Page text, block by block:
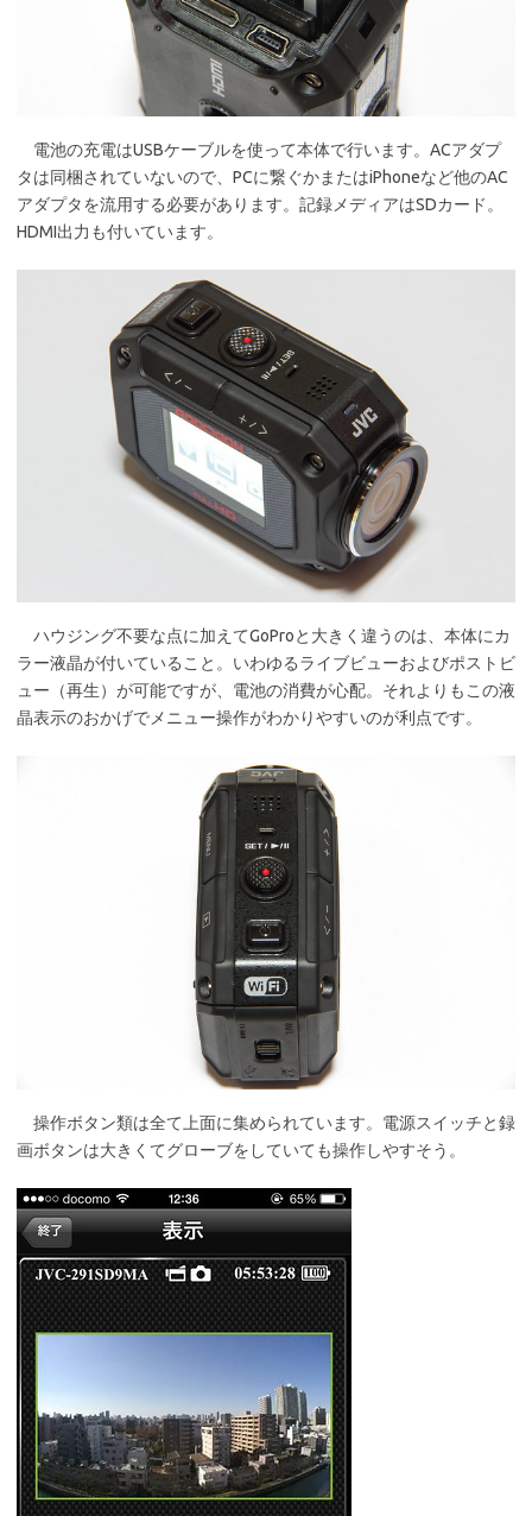
電池の充電はUSBケーブルを使って本体で行います。ACアダプ
タは同梱されていないので、PCに繋ぐかまたはiPhoneなど他のAC
アダプタを流用する必要があります。記録メディアはSDカード。
HDMI出力も付いています。
ハウジング不要な点に加えてGoProと大きく違うのは、本体にカ
ラー液晶が付いていること。いわゆるライブビューおよびポストビ
ュー（再生）が可能ですが、電池の消費が心配。それよりもこの液
晶表示のおかげでメニュー操作がわかりやすいのが利点です。
操作ボタン類は全て上面に集められています。電源スイッチと録
画ボタンは大きくてグローブをしていても操作しやすそう。